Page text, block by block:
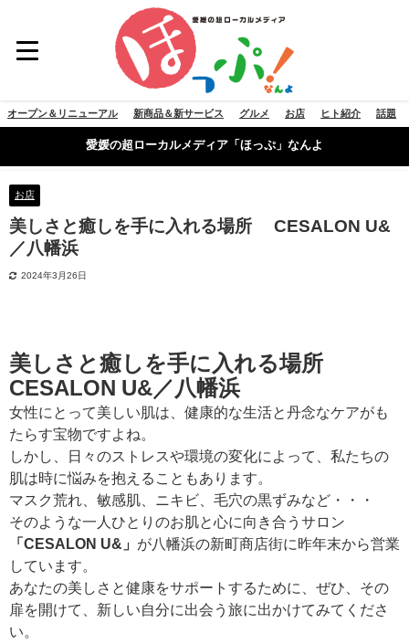
オープン＆リニューアル 新商品＆新サービス グルメ お店 ヒト紹介 話題
愛媛の超ローカルメディア「ほっぷ」なんよ
お店
美しさと癒しを手に入れる場所 CESALON U&
／八幡浜
2024年3月26日
美しさと癒しを手に入れる場所
CESALON U&／八幡浜
女性にとって美しい肌は、健康的な生活と丹念なケアがも
たらす宝物ですよね。
しかし、日々のストレスや環境の変化によって、私たちの
肌は時に悩みを抱えることもあります。
マスク荒れ、敏感肌、ニキビ、毛穴の黒ずみなど・・・
そのような一人ひとりのお肌と心に向き合うサロン
「CESALON U&」 が八幡浜の新町商店街に昨年末から営業
しています。
あなたの美しさと健康をサポートするために、ぜひ、その
扉を開けて、新しい自分に出会う旅に出かけてみてくださ
い。